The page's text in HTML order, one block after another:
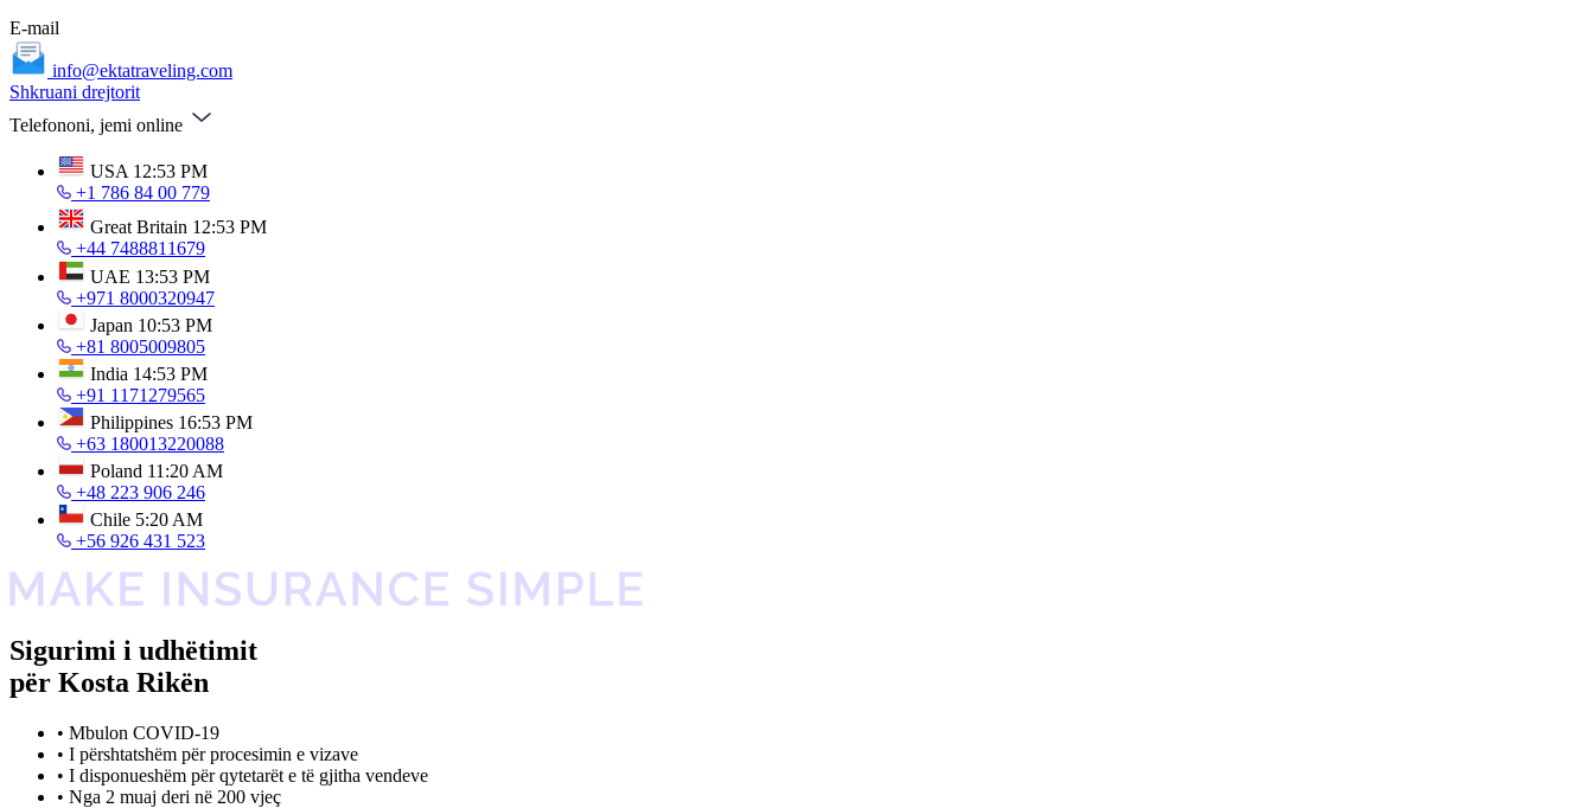
E-mail
info@ektatraveling.com
Shkruani drejtorit
Telefononi, jemi online
USA 12:53 PM
+1 786 84 00 779
Great Britain 12:53 PM
+44 7488811679
UAE 13:53 PM
+971 8000320947
Japan 10:53 PM
+81 8005009805
India 14:53 PM
+91 1171279565
Philippines 16:53 PM
+63 180013220088
Poland 11:20 AM
+48 223 906 246
Chile 5:20 AM
+56 926 431 523
Sigurimi i udhëtimit
për Kosta Rikën
• Mbulon COVID-19
• I përshtatshëm për procesimin e vizave
• I disponueshëm për qytetarët e të gjitha vendeve
• Nga 2 muaj deri në 200 vjeç